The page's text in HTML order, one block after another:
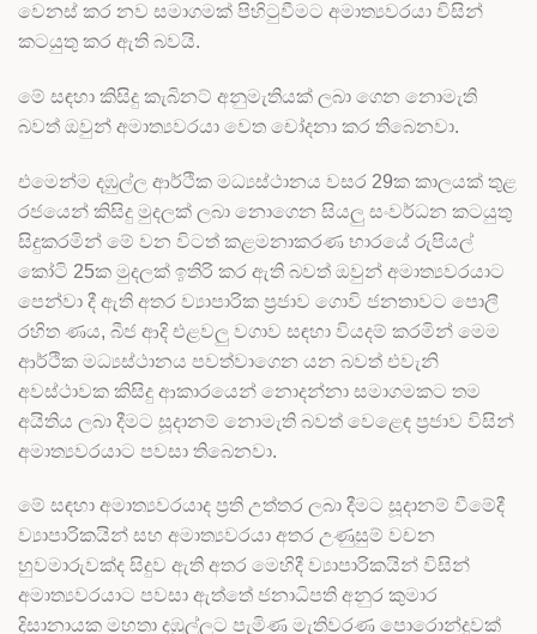
වෙනස් කර නව සමාගමක් පිහිටුවීමට අමාත්‍යවරයා විසින්
කටයුතු කර ඇති බවයි.
මේ සඳහා කිසිදු කැබිනට් අනුමැතියක් ලබා ගෙන නොමැති
බවත් ඔවුන් අමාත්‍යවරයා වෙත චෝදනා කර තිබෙනවා.
එමෙන්ම දඹුල්ල ආර්ථික මධ්‍යස්ථානය වසර 29ක කාලයක් තුළ
රජයෙන් කිසිදු මුදලක් ලබා නොගෙන සියලු සංවර්ධන කටයුතු
සිදුකරමින් මේ වන විටත් කළමනාකරණ භාරයේ රුපියල්
කෝටි 25ක මුදලක් ඉතිරි කර ඇති බවත් ඔවුන් අමාත්‍යවරයාට
පෙන්වා දී ඇති අතර ව්‍යාපාරික ප්‍රජාව ගොවි ජනතාවට පොලී
රහිත ණය, බීජ ආදි එළවලු වගාව සඳහා වියදම් කරමින් මෙම
ආර්ථික මධ්‍යස්ථානය පවත්වාගෙන යන බවත් එවැනි
අවස්ථාවක කිසිදු ආකාරයෙන් නොදන්නා සමාගමකට තම
අයිතිය ලබා දීමට සූදානම් නොමැති බවත් වෙළෙඳ ප්‍රජාව විසින්
අමාත්‍යවරයාට පවසා තිබෙනවා.
මේ සඳහා අමාත්‍යවරයාද ප්‍රති උත්තර ලබා දීමට සූදානම් වීමේදී
ව්‍යාපාරිකයින් සහ අමාත්‍යවරයා අතර උණුසුම් වචන
හුවමාරුවක්ද සිදුව ඇති අතර මෙහිදී ව්‍යාපාරිකයින් විසින්
අමාත්‍යවරයාට පවසා ඇත්තේ ජනාධිපති අනුර කුමාර
දිසානායක මහතා දඹුල්ලට පැමිණ මැතිවරණ පොරොන්දුවක්